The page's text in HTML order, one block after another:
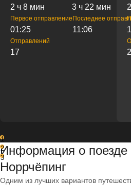
2 ч 8 мин 3 ч 22 мин
Первое отправление
01:25
Последнее
11:06
Отправлений
17
1
2
3
Информация о
Норрчёпинг
Одним из лучших вариантов